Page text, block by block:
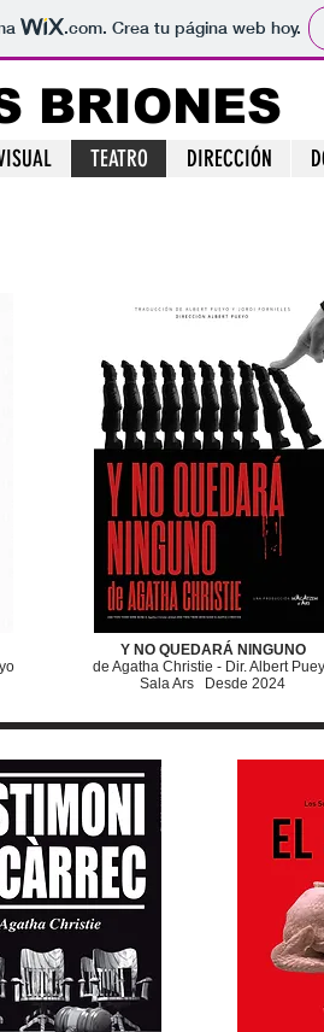
.com. Crea tu página web hoy.
BRIONES
TEATRO DIRECCIÓN
Y NO QUEDARÁ NINGUNO
de Agatha Christie - Dir. Albert
Sala Ars Desde 2024